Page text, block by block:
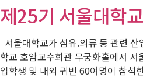
제25기 서울대학
서울대학교가 섬유.의류 등 관련
학교 호암교수회관 무궁화홀에서
입학생 및 내외 귀빈 60여명이 참